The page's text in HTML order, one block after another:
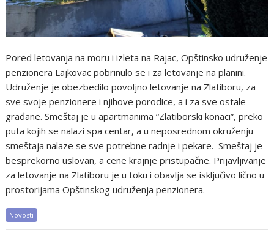
Pored letovanja na moru i izleta na Rajac, Opštinsko udruženje
penzionera Lajkovac pobrinulo se i za letovanje na planini.
Udruženje je obezbedilo povoljno letovanje na Zlatiboru, za
sve svoje penzionere i njihove porodice, a i za sve ostale
građane. Smeštaj je u apartmanima “Zlatiborski konaci”, preko
puta kojih se nalazi spa centar, a u neposrednom okruženju
smeštaja nalaze se sve potrebne radnje i pekare. Smeštaj je
besprekorno uslovan, a cene krajnje pristupačne. Prijavljivanje
za letovanje na Zlatiboru je u toku i obavlja se isključivo lično u
prostorijama Opštinskog udruženja penzionera.
Novosti